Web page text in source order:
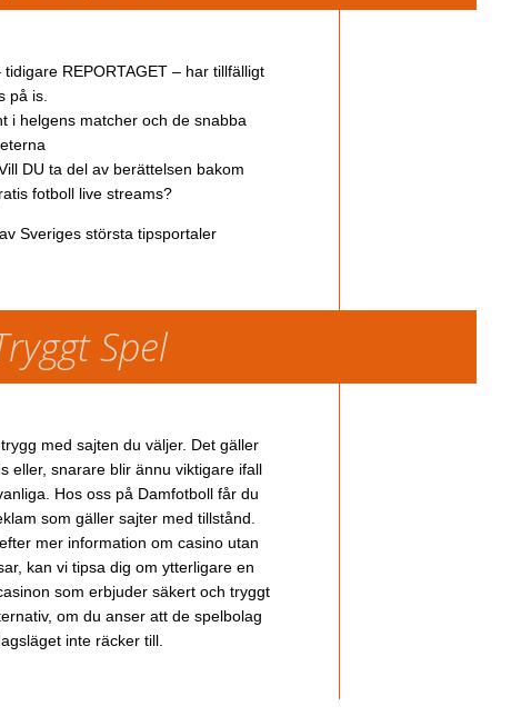
REPORTAGET – har tillfälligt
på is.
i helgens matcher och de snabba
DU ta del av berättelsen bakom
fotboll live streams?
Sveriges största tipsportaler
Spel
med sajten du väljer. Det gäller
eller, snarare blir ännu viktigare ifall
Hos oss på Damfotboll får du
som gäller sajter med tillstånd.
mer information om casino utan
kan vi tipsa dig om ytterligare en
som erbjuder säkert och tryggt
om du anser att de spelbolag
inte räcker till.